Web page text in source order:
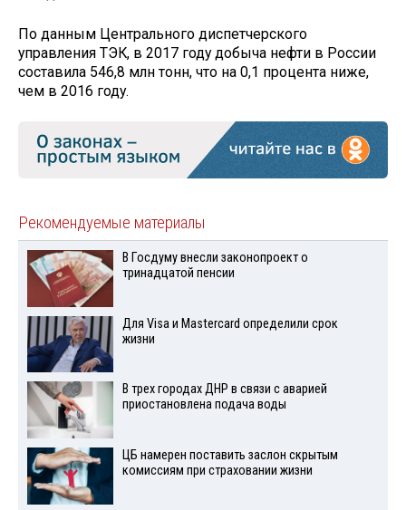
По данным Центрального диспетчерского
управления ТЭК, в 2017 году добыча нефти в России
составила 546,8 млн тонн, что на 0,1 процента ниже,
чем в 2016 году.
Рекомендуемые материалы
В Госдуму внесли законопроект о
тринадцатой пенсии
Для Visа и Mastercard определили срок
жизни
В трех городах ДНР в связи с аварией
приостановлена подача воды
ЦБ намерен поставить заслон скрытым
комиссиям при страховании жизни